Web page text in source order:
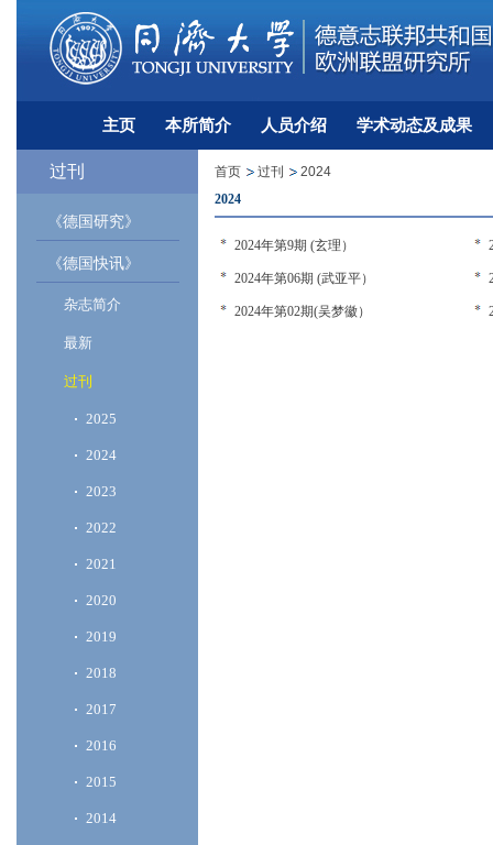
主页 本所简介 人员介绍 学术动态及成果
过刊
《德国研究》
《德国快讯》
杂志简介
最新
过刊
2025
2024
2023
2022
2021
2020
2019
2018
2017
2016
2015
2014
首页 过刊
2024
2024
2024年第9期 (玄理）
2024年第06期 (武亚平）
2024年第02期(吴梦徽）